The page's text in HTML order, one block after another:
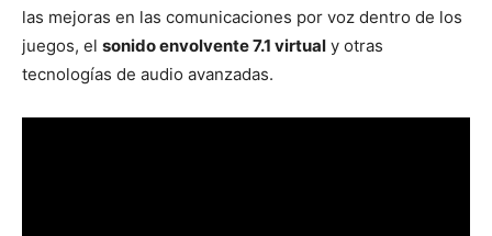
las mejoras en las comunicaciones por voz dentro de los
juegos, el sonido envolvente 7.1 virtual y otras
tecnologías de audio avanzadas.